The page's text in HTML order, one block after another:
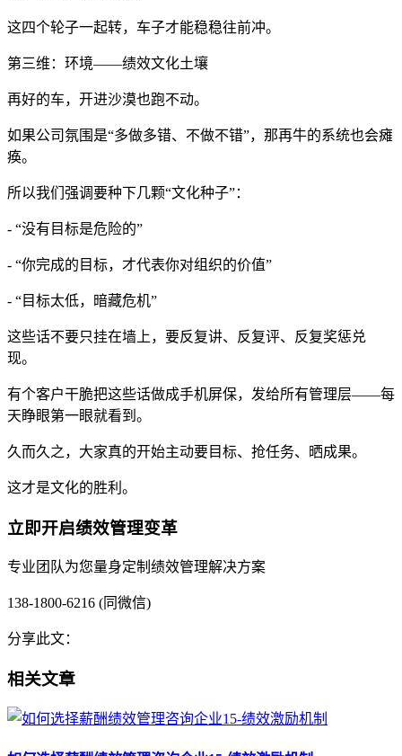
这四个轮子一起转，车子才能稳稳往前冲。
第三维：环境——绩效文化土壤
再好的车，开进沙漠也跑不动。
如果公司氛围是“多做多错、不做不错”，那再牛的系统也会瘫
痪。
所以我们强调要种下几颗“文化种子”：
- “没有目标是危险的”
- “你完成的目标，才代表你对组织的价值”
- “目标太低，暗藏危机”
这些话不要只挂在墙上，要反复讲、反复评、反复奖惩兑
现。
有个客户干脆把这些话做成手机屏保，发给所有管理层——每
天睁眼第一眼就看到。
久而久之，大家真的开始主动要目标、抢任务、晒成果。
这才是文化的胜利。
立即开启绩效管理变革
专业团队为您量身定制绩效管理解决方案
138-1800-6216 (同微信)
分享此文：
相关文章